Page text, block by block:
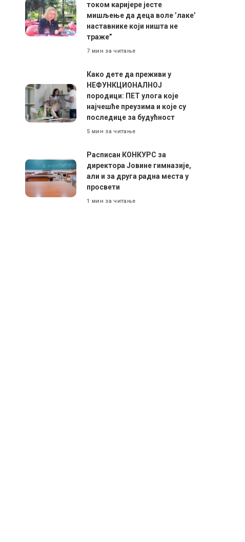
током каријере јесте
мишљење да деца воле ’лаке’
наставнике који ништа не
траже”
7 мин за читање
Како дете да преживи у
НЕФУНКЦИОНАЛНОЈ
породици: ПЕТ улога које
најчешће преузима и које су
последице за будућност
5 мин за читање
Расписан КОНКУРС за
директора Јовине гимназије,
али и за друга радна места у
просвети
1 мин за читање